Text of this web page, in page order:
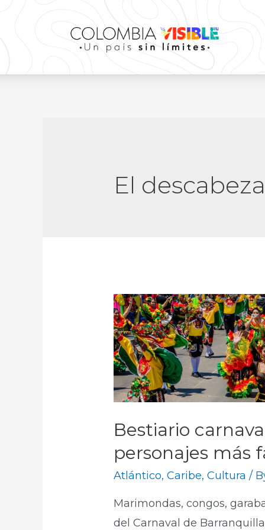
El
Bestiario
personajes más
Atlántico,Caribe,Cultura /
Marimondas, congos,
del Carnaval de